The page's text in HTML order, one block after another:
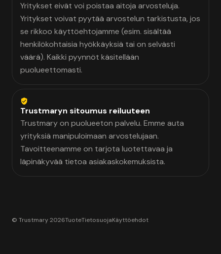
Yritykset eivät voi poistaa aitoja arvosteluja.
Yritykset voivat pyytää arvostelun tarkistusta, jos
se rikkoo käyttöehtojamme (esim. sisältää
henkilökohtaisia hyökkäyksiä tai on selvästi
väärä). Kaikki pyynnöt käsitellään
puolueettomasti.
Trustmaryn sitoumus reiluuteen
Trustmary on puolueeton palvelu. Emme auta
yrityksiä manipuloimaan arvostelujaan.
Tavoitteenamme on tarjota luotettavaa ja
läpinäkyvää tietoa asiakaskokemuksista.
© Trustmary 2026TuoteTietosuojaKäyttöehdot